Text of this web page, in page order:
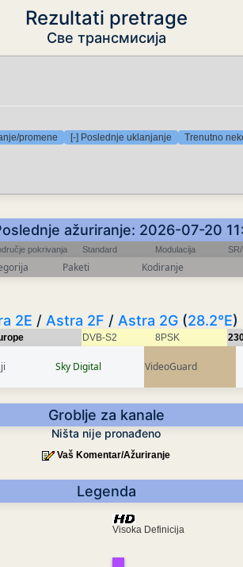
Rezultati pretrage
Све трансмисија
promene [-] Poslednje uklanjanje Trenutno
ažuriranje: 2026-07-20
pokrivanja Standard Modulacija
Paketi Kodiranje
2E / Astra 2F / Astra 2G (28.2°E)
DVB-S2 8PSK
Sky Digital VideoGuard
Groblje za kanale
Ništa nije pronađeno
Vaš Komentar/Ažuriranje
Legenda
Visoka Definicija